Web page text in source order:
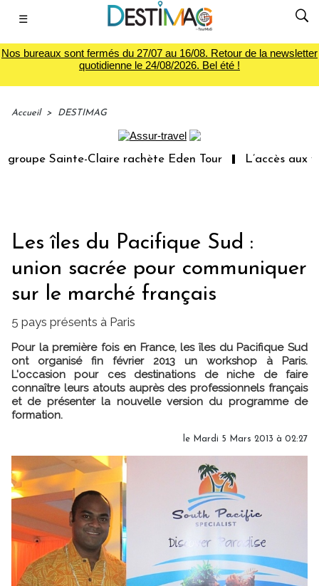
☰
Nos bureaux sont fermés du 27/07 au 16/08. Retour de la newsletter
quotidienne le 24/08/2026. Bel été !
Accueil > DESTIMAG
Sainte-Claire rachète Eden Tour L’accès aux
Les îles du Pacifique Sud :
union sacrée pour communiquer
sur le marché français
5 pays présents à Paris
Pour la première fois en France, les îles du Pacifique Sud
ont organisé fin février 2013 un workshop à Paris.
L'occasion pour ces destinations de niche de faire
connaître leurs atouts auprès des professionnels français
et de présenter la nouvelle version du programme de
formation.
le Mardi 5 Mars 2013 à 02:27